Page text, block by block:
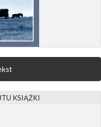
KSIĄŻKI